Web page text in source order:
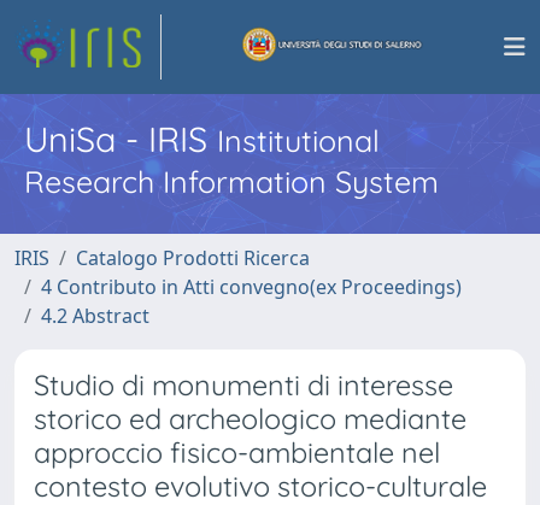
UniSa - IRISInstitutional
Research Information System
IRIS
Catalogo Prodotti Ricerca
4 Contributo in Atti convegno(ex Proceedings)
4.2 Abstract
Studio di monumenti di interesse
storico ed archeologico mediante
approccio fisico-ambientale nel
contesto evolutivo storico-culturale